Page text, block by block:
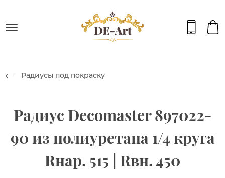
Радиусы под покраску
Радиус Decomaster 897022-
90 из полиуретана 1/4 круга
Rнар. 515 | Rвн. 450